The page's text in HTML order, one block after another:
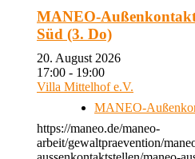
MANEO-
Süd (3. Do)
20. August 2026
17:00 - 19:00
Villa Mittelhof e.V.
MANEO-
https://maneo.de/maneo-
arbeit/gewaltpraevention/